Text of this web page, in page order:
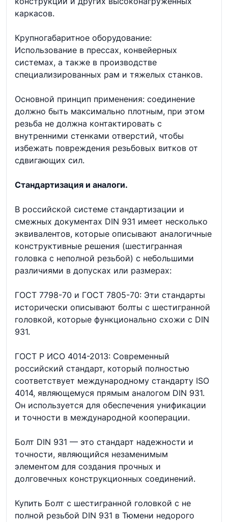
каркасов.
Крупногабаритное оборудование:
Использование в прессах, конвейерных
системах, а также в производстве
специализированных рам и тяжелых станков.
Основной принцип применения: соединение
должно быть максимально плотным, при этом
резьба не должна контактировать с
внутренними стенками отверстий, чтобы
избежать повреждения резьбовых витков от
сдвигающих сил.
Стандартизация и аналоги.
В российской системе стандартизации и
смежных документах DIN 931 имеет несколько
эквивалентов, которые описывают аналогичные
конструктивные решения (шестигранная
головка с неполной резьбой) с небольшими
различиями в допусках или размерах:
ГОСТ 7798-70 и ГОСТ 7805-70: Эти стандарты
исторически описывают болты с шестигранной
головкой, которые функционально схожи с DIN
931.
ГОСТ Р ИСО 4014-2013: Современный
российский стандарт, который полностью
соответствует международному стандарту ISO
4014, являющемуся прямым аналогом DIN 931.
Он используется для обеспечения унификации
и точности в международной кооперации.
Болт DIN 931 — это стандарт надежности и
точности, являющийся незаменимым
элементом для создания прочных и
долговечных конструкционных соединений.
Купить Болт с шестигранной головкой с не
полной резьбой DIN 931 в Тюмени недорого